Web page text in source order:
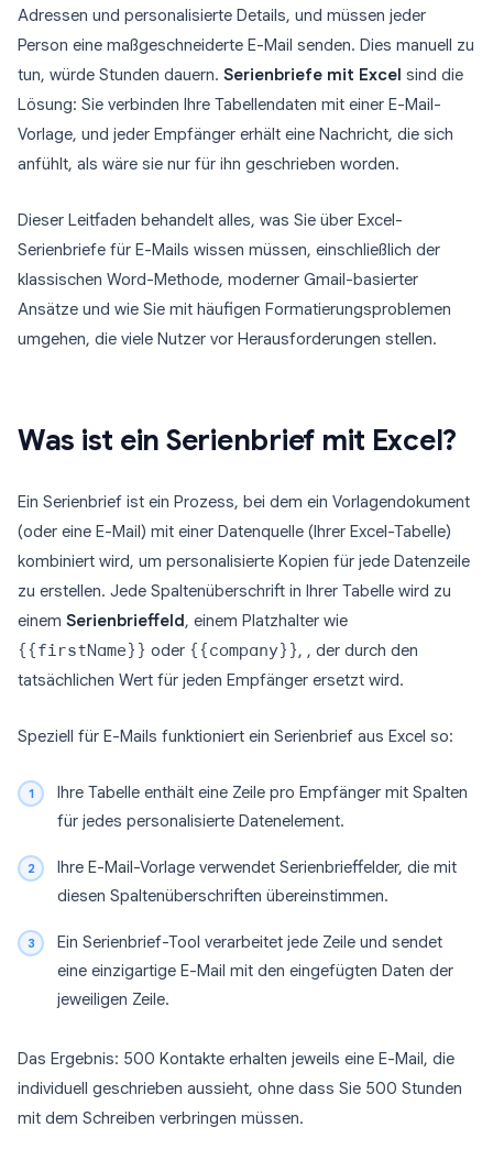
Adressen und personalisierte Details, und müssen jeder
Person eine maßgeschneiderte E-Mail senden. Dies manuell zu
tun, würde Stunden dauern. Serienbriefe mit Excel sind die
Lösung: Sie verbinden Ihre Tabellendaten mit einer E-Mail-
Vorlage, und jeder Empfänger erhält eine Nachricht, die sich
anfühlt, als wäre sie nur für ihn geschrieben worden.
Dieser Leitfaden behandelt alles, was Sie über Excel-
Serienbriefe für E-Mails wissen müssen, einschließlich der
klassischen Word-Methode, moderner Gmail-basierter
Ansätze und wie Sie mit häufigen Formatierungsproblemen
umgehen, die viele Nutzer vor Herausforderungen stellen.
Was ist ein Serienbrief mit Excel?
Ein Serienbrief ist ein Prozess, bei dem ein Vorlagendokument
(oder eine E-Mail) mit einer Datenquelle (Ihrer Excel-Tabelle)
kombiniert wird, um personalisierte Kopien für jede Datenzeile
zu erstellen. Jede Spaltenüberschrift in Ihrer Tabelle wird zu
einem Serienbrieffeld , einem Platzhalter wie
{{firstName}} oder {{company}}, , der durch den
tatsächlichen Wert für jeden Empfänger ersetzt wird.
Speziell für E-Mails funktioniert ein Serienbrief aus Excel so:
Ihre Tabelle enthält eine Zeile pro Empfänger mit Spalten
für jedes personalisierte Datenelement.
Ihre E-Mail-Vorlage verwendet Serienbrieffelder, die mit
diesen Spaltenüberschriften übereinstimmen.
Ein Serienbrief-Tool verarbeitet jede Zeile und sendet
eine einzigartige E-Mail mit den eingefügten Daten der
jeweiligen Zeile.
Das Ergebnis: 500 Kontakte erhalten jeweils eine E-Mail, die
individuell geschrieben aussieht, ohne dass Sie 500 Stunden
mit dem Schreiben verbringen müssen.